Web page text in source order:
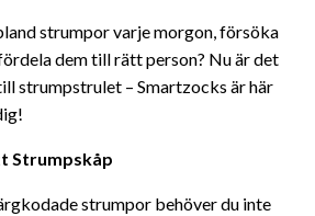
strumpor varje morgon, försöka
dem till rätt person? Nu är det
strumpstrulet – Smartzocks är här
Strumpskåp
strumpor behöver du inte